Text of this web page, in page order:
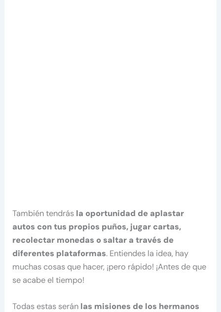
También tendrás la oportunidad de aplastar
autos con tus propios puños, jugar cartas,
recolectar monedas o saltar a través de
diferentes plataformas. Entiendes la idea, hay
muchas cosas que hacer, ¡pero rápido! ¡Antes de que
se acabe el tiempo!
Todas estas serán las misiones de los hermanos